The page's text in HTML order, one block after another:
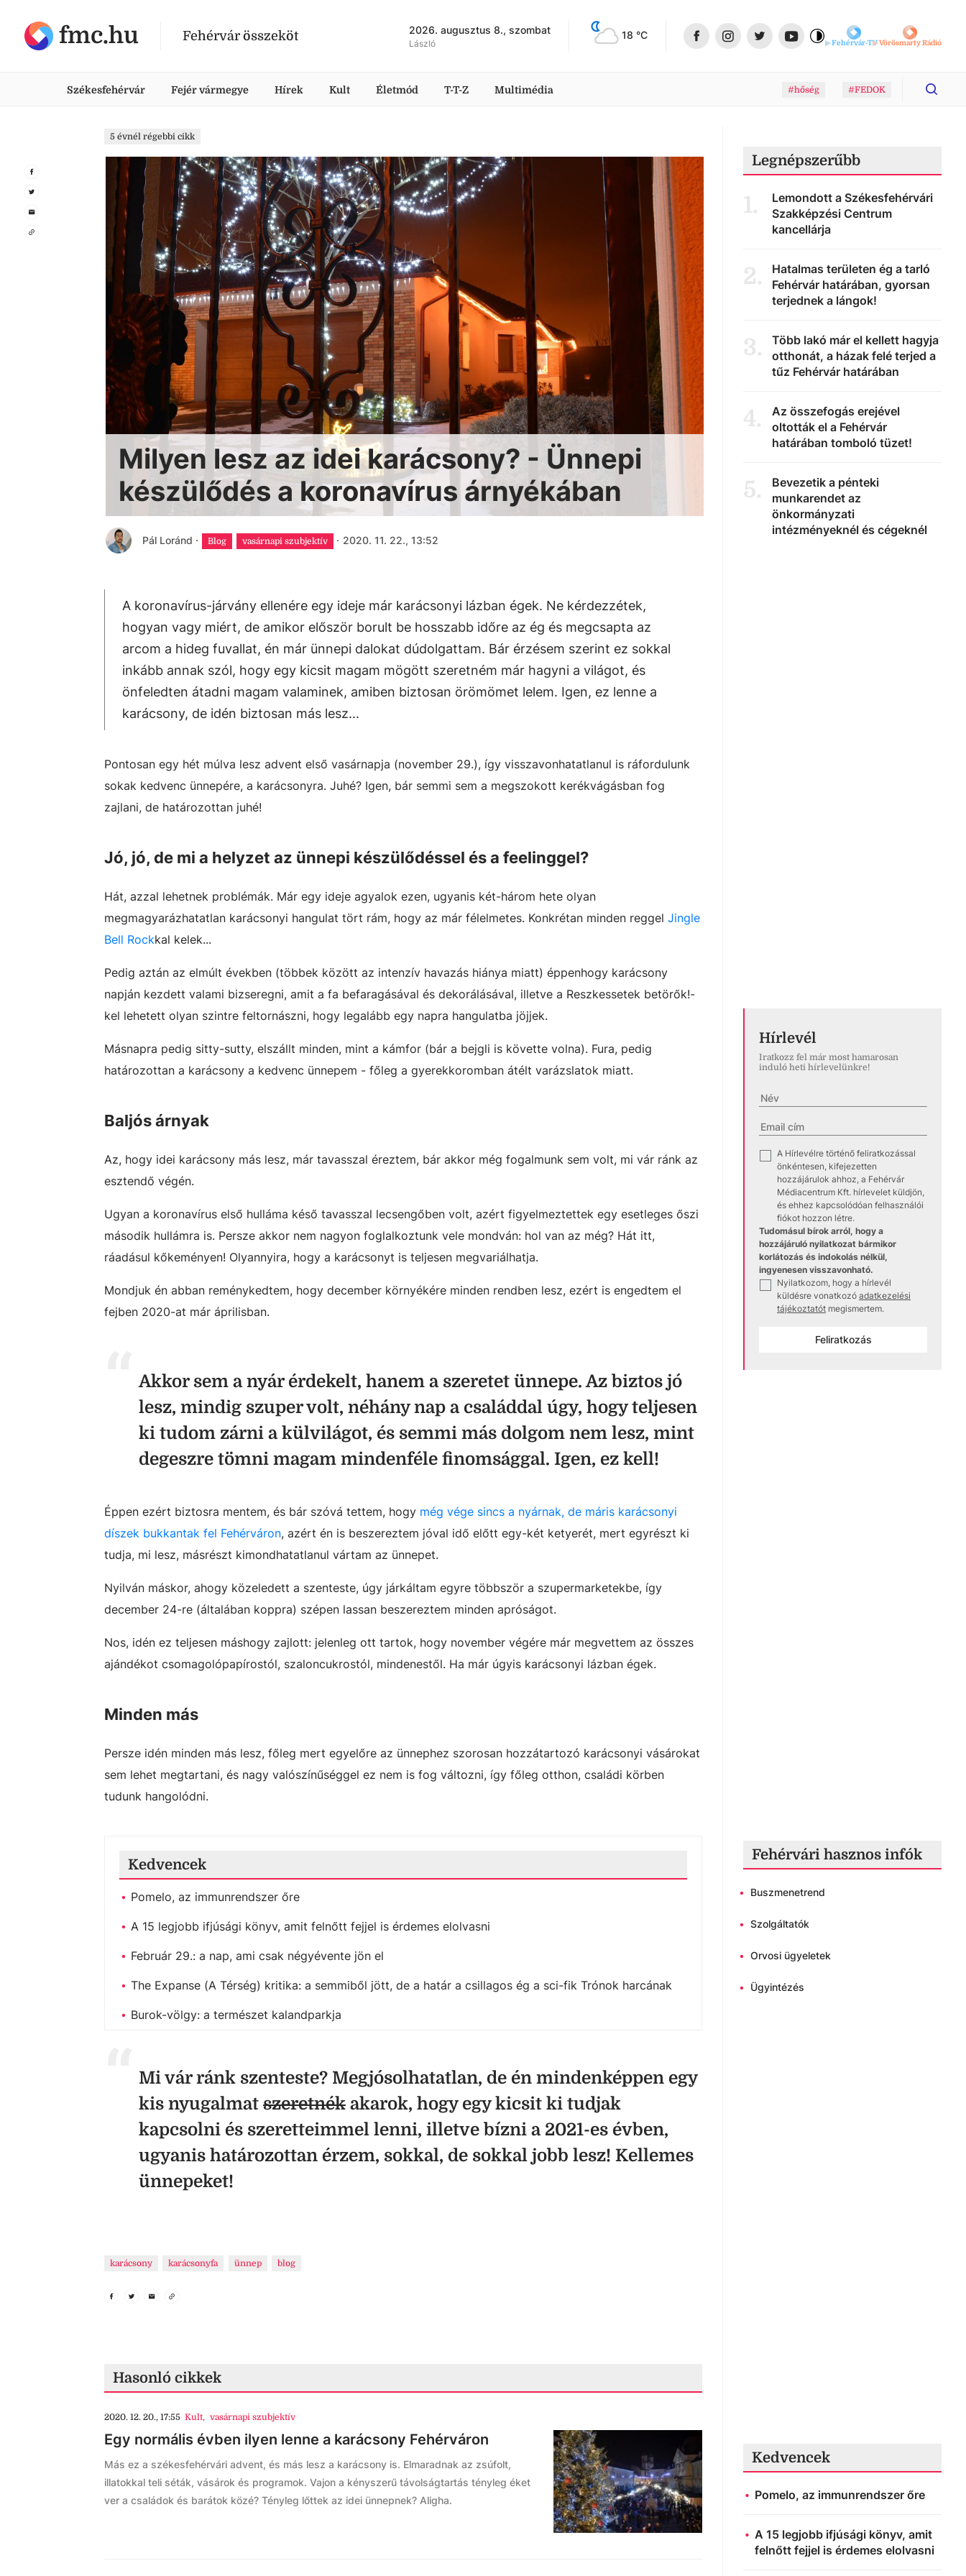
fmc.hu Fehérvár összeköt 2026. augusztus 8., szombat
László
18 °C
Fehérvár-TVVörösmarty Rádió
Székesfehérvár Fejér vármegye Hírek Kult Életmód T-T-Z Multimédia #hőség #FEDOK
5 évnél régebbi cikk
Milyen lesz az idei karácsony? - Ünnepi
készülődés a koronavírus árnyékában
Pál Loránd · Blog vasárnapi szubjektív · 2020. 11. 22., 13:52
A koronavírus-járvány ellenére egy ideje már karácsonyi lázban égek. Ne kérdezzétek,
hogyan vagy miért, de amikor először borult be hosszabb időre az ég és megcsapta az
arcom a hideg fuvallat, én már ünnepi dalokat dúdolgattam. Bár érzésem szerint ez sokkal
inkább annak szól, hogy egy kicsit magam mögött szeretném már hagyni a világot, és
önfeledten átadni magam valaminek, amiben biztosan örömömet lelem. Igen, ez lenne a
karácsony, de idén biztosan más lesz...
Pontosan egy hét múlva lesz advent első vasárnapja (november 29.), így visszavonhatatlanul is ráfordulunk
sokak kedvenc ünnepére, a karácsonyra. Juhé? Igen, bár semmi sem a megszokott kerékvágásban fog
zajlani, de határozottan juhé!
Jó, jó, de mi a helyzet az ünnepi készülődéssel és a feelinggel?
Hát, azzal lehetnek problémák. Már egy ideje agyalok ezen, ugyanis két-három hete olyan
megmagyarázhatatlan karácsonyi hangulat tört rám, hogy az már félelmetes. Konkrétan minden reggel Jingle
Bell Rockkal kelek...
Pedig aztán az elmúlt években (többek között az intenzív havazás hiánya miatt) éppenhogy karácsony
napján kezdett valami bizseregni, amit a fa befaragásával és dekorálásával, illetve a Reszkessetek betörők!-
kel lehetett olyan szintre feltornászni, hogy legalább egy napra hangulatba jöjjek.
Másnapra pedig sitty-sutty, elszállt minden, mint a kámfor (bár a bejgli is követte volna). Fura, pedig
határozottan a karácsony a kedvenc ünnepem - főleg a gyerekkoromban átélt varázslatok miatt.
Baljós árnyak
Az, hogy idei karácsony más lesz, már tavasszal éreztem, bár akkor még fogalmunk sem volt, mi vár ránk az
esztendő végén.
Ugyan a koronavírus első hulláma késő tavasszal lecsengőben volt, azért figyelmeztettek egy esetleges őszi
második hullámra is. Persze akkor nem nagyon foglalkoztunk vele mondván: hol van az még? Hát itt,
ráadásul kőkeményen! Olyannyira, hogy a karácsonyt is teljesen megvariálhatja.
Mondjuk én abban reménykedtem, hogy december környékére minden rendben lesz, ezért is engedtem el
fejben 2020-at már áprilisban.
Akkor sem a nyár érdekelt, hanem a szeretet ünnepe. Az biztos jó
lesz, mindig szuper volt, néhány nap a családdal úgy, hogy teljesen
ki tudom zárni a külvilágot, és semmi más dolgom nem lesz, mint
degeszre tömni magam mindenféle finomsággal. Igen, ez kell!
Éppen ezért biztosra mentem, és bár szóvá tettem, hogy még vége sincs a nyárnak, de máris karácsonyi
díszek bukkantak fel Fehérváron, azért én is beszereztem jóval idő előtt egy-két ketyerét, mert egyrészt ki
tudja, mi lesz, másrészt kimondhatatlanul vártam az ünnepet.
Nyilván máskor, ahogy közeledett a szenteste, úgy járkáltam egyre többször a szupermarketekbe, így
december 24-re (általában koppra) szépen lassan beszereztem minden apróságot.
Nos, idén ez teljesen máshogy zajlott: jelenleg ott tartok, hogy november végére már megvettem az összes
ajándékot csomagolópapírostól, szaloncukrostól, mindenestől. Ha már úgyis karácsonyi lázban égek.
Minden más
Persze idén minden más lesz, főleg mert egyelőre az ünnephez szorosan hozzátartozó karácsonyi vásárokat
sem lehet megtartani, és nagy valószínűséggel ez nem is fog változni, így főleg otthon, családi körben
tudunk hangolódni.
Kedvencek
Pomelo, az immunrendszer őre
A 15 legjobb ifjúsági könyv, amit felnőtt fejjel is érdemes elolvasni
Február 29.: a nap, ami csak négyévente jön el
The Expanse (A Térség) kritika: a semmiből jött, de a határ a csillagos ég a sci-fik Trónok harcának
Burok-völgy: a természet kalandparkja
Mi vár ránk szenteste? Megjósolhatatlan, de én mindenképpen egy
kis nyugalmat szeretnék akarok, hogy egy kicsit ki tudjak
kapcsolni és szeretteimmel lenni, illetve bízni a 2021-es évben,
ugyanis határozottan érzem, sokkal, de sokkal jobb lesz! Kellemes
ünnepeket!
karácsony karácsonyfa ünnep blog
Hasonló cikkek
2020. 12. 20., 17:55 Kult, vasárnapi szubjektív
Egy normális évben ilyen lenne a karácsony Fehérváron
Más ez a székesfehérvári advent, és más lesz a karácsony is. Elmaradnak az zsúfolt,
illatokkal teli séták, vásárok és programok. Vajon a kényszerű távolságtartás tényleg éket
ver a családok és barátok közé? Tényleg lőttek az idei ünnepnek? Aligha.
Legnépszerűbb
1.
Lemondott a Székesfehérvári
Szakképzési Centrum
kancellárja
2.
Hatalmas területen ég a tarló
Fehérvár határában, gyorsan
terjednek a lángok!
3.
Több lakó már el kellett hagyja
otthonát, a házak felé terjed a
tűz Fehérvár határában
4.
Az összefogás erejével
oltották el a Fehérvár
határában tomboló tüzet!
5.
Bevezetik a pénteki
munkarendet az
önkormányzati
intézményeknél és cégeknél
Hírlevél
Iratkozz fel már most hamarosan
induló heti hírlevelünkre!
A Hírlevélre történő feliratkozással
önkéntesen, kifejezetten
hozzájárulok ahhoz, a Fehérvár
Médiacentrum Kft. hírlevelet küldjön,
és ehhez kapcsolódóan felhasználói
fiókot hozzon létre.
Tudomásul bírok arról, hogy a
hozzájáruló nyilatkozat bármikor
korlátozás és indokolás nélkül,
ingyenesen visszavonható.
Nyilatkozom, hogy a hírlevél
küldésre vonatkozó adatkezelési
tájékoztatót megismertem.
Feliratkozás
Fehérvári hasznos infók
• Buszmenetrend
• Szolgáltatók
• Orvosi ügyeletek
• Ügyintézés
Kedvencek
Pomelo, az immunrendszer őre
A 15 legjobb ifjúsági könyv, amit
felnőtt fejjel is érdemes elolvasni